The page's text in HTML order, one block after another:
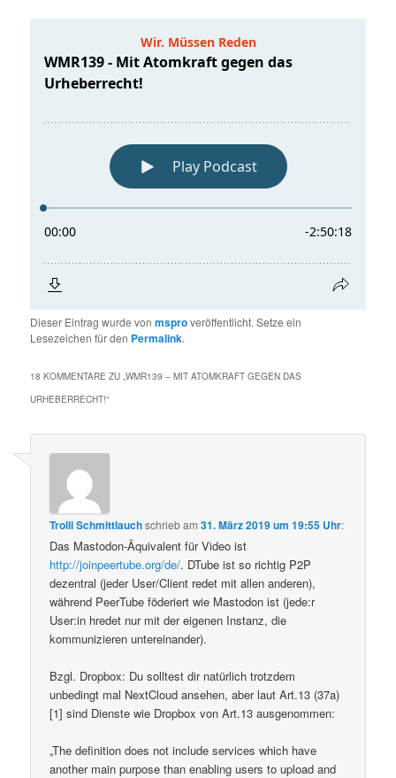
Dieser Eintrag wurde vonmsproveröffentlicht. Setze ein
Lesezeichen für den Permalink.
18 KOMMENTARE ZU „WMR139 – MIT ATOMKRAFT GEGEN DAS
URHEBERRECHT!“
Trolli Schmittlauchschriebam31. März 2019 um 19:55 Uhr:
Das Mastodon-Äquivalent für Video ist
http://joinpeertube.org/de/. DTube ist so richtig P2P
dezentral (jeder User/Client redet mit allen anderen),
während PeerTube föderiert wie Mastodon ist (jede:r
User:in hredet nur mit der eigenen Instanz, die
kommunizieren untereinander).
Bzgl. Dropbox: Du solltest dir natürlich trotzdem
unbedingt mal NextCloud ansehen, aber laut Art.13 (37a)
[1] sind Dienste wie Dropbox von Art.13 ausgenommen:
„The definition does not include services which have
another main purpose than enabling users to upload and